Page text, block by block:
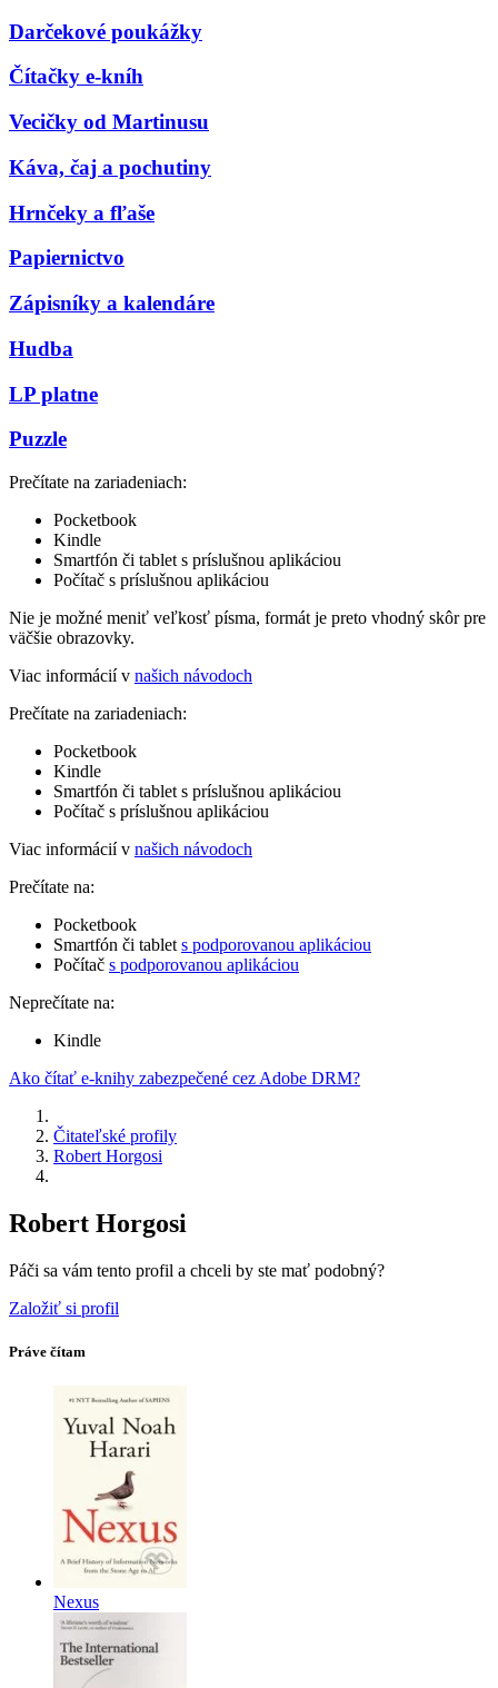
Darčekové poukážky
Čítačky e-kníh
Vecičky od Martinusu
Káva, čaj a pochutiny
Hrnčeky a fľaše
Papiernictvo
Zápisníky a kalendáre
Hudba
LP platne
Puzzle
Prečítate na zariadeniach:
Pocketbook
Kindle
Smartfón či tablet s príslušnou aplikáciou
Počítač s príslušnou aplikáciou
Nie je možné meniť veľkosť písma, formát je preto vhodný skôr pre
väčšie obrazovky.
Viac informácií v našich návodoch
Prečítate na zariadeniach:
Pocketbook
Kindle
Smartfón či tablet s príslušnou aplikáciou
Počítač s príslušnou aplikáciou
Viac informácií v našich návodoch
Prečítate na:
Pocketbook
Smartfón či tablet s podporovanou aplikáciou
Počítač s podporovanou aplikáciou
Neprečítate na:
Kindle
Ako čítať e-knihy zabezpečené cez Adobe DRM?
Čitateľské profily
Robert Horgosi
Robert Horgosi
Páči sa vám tento profil a chceli by ste mať podobný?
Založiť si profil
Práve čítam
Nexus